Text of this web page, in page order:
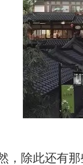
，除此还有